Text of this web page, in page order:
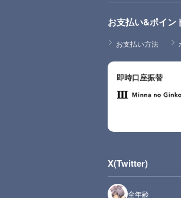
お支払い&ポイン
お支払い方法
即時口座振替
X(Twitter)
全年齢